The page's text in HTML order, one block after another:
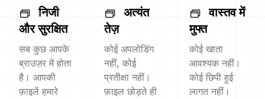
निजी
और सुरक्षित
सब कुछ आपके
ब्राउज़र में होता
है। आपकी
फ़ाइलें हमारे
अत्यंत
तेज़
कोई अपलोडिंग
नहीं, कोई
प्रतीक्षा नहीं।
फ़ाइल छोड़ते ही
वास्तव में
मुफ्त
कोई खाता
आवश्यक नहीं।
कोई छिपी हुई
लागत नहीं।